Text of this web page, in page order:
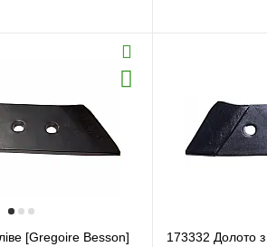
[Gregoire Besson]
173332 Долото